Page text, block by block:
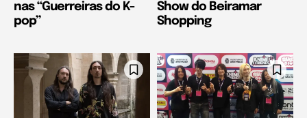
nas “Guerreiras do K-
pop”
Show do Beiramar
Shopping